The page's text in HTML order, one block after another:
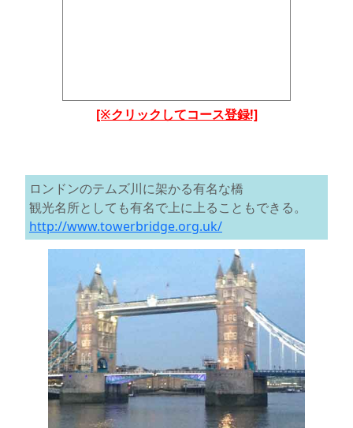
[※クリックしてコース登録!]
ロンドンのテムズ川に架かる有名な橋
観光名所としても有名で上に上ることもできる。
http://www.towerbridge.org.uk/